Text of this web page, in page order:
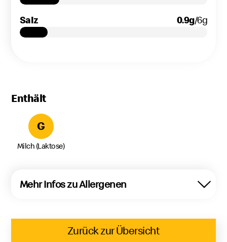
Salz 0.9gGramm
/6g
Enthält
G
Milch (Laktose)
Mehr Infos zu Allergenen
Zurück zur Übersicht